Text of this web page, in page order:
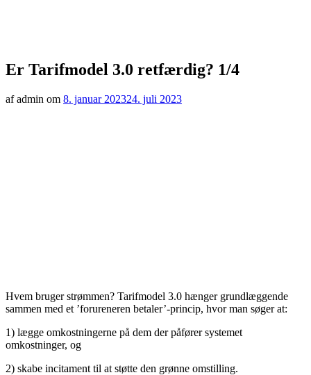
Er Tarifmodel 3.0 retfærdig? 1/4
af admin om 8. januar 202324. juli 2023
Hvem bruger strømmen? Tarifmodel 3.0 hænger grundlæggende
sammen med et ’forureneren betaler’-princip, hvor man søger at:
1) lægge omkostningerne på dem der påfører systemet
omkostninger, og
2) skabe incitament til at støtte den grønne omstilling.